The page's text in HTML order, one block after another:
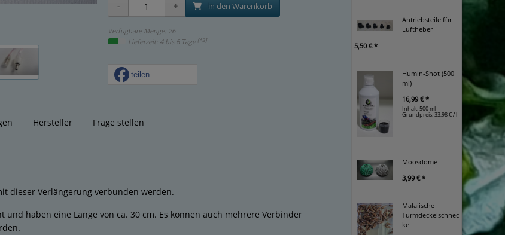
in den Warenkorb
Verfügbare Menge: 26
Lieferzeit: 4 bis 6 Tage [*2]
teilen
Hersteller Frage stellen
dieser Verlängerung verbunden werden.
und haben eine Lange von ca. 30 cm. Es können auch mehrere Verbinder
Antriebsteile für
Luftheber
5,50 € *
Humin-Shot (500
ml)
16,99 € *
Inhalt: 500 ml
Grundpreis:33,98 € / l
Moosdome
3,99 € *
Malaiische
Turmdeckelschnec
ke